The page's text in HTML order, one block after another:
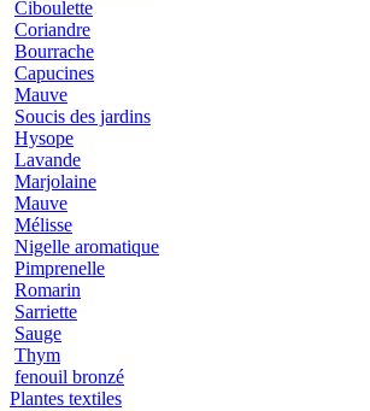
Ciboulette
Coriandre
Bourrache
Capucines
Mauve
Soucis des jardins
Hysope
Lavande
Marjolaine
Mauve
Mélisse
Nigelle aromatique
Pimprenelle
Romarin
Sarriette
Sauge
Thym
fenouil bronzé
Plantes textiles